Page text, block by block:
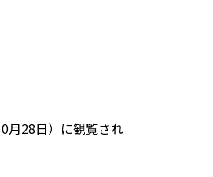
月28日）に観覧され